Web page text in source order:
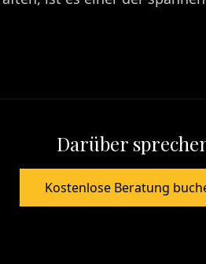
Darüber
Kostenlose Beratung